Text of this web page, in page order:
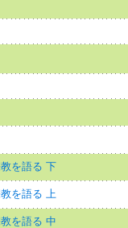
を語る 下
を語る 上
を語る 中